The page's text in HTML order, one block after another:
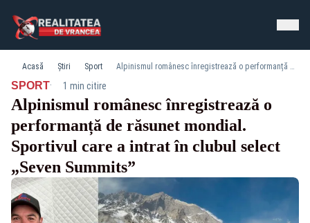
Acasă Știri Sport Alpinismul românesc înregistrează o performanță de răsunet mondial. Sportivul care a intrat în clubul select „Seven Summits”
SPORT· 1 min citire
Alpinismul românesc înregistrează o
performanță de răsunet mondial.
Sportivul care a intrat în clubul select
„Seven Summits”